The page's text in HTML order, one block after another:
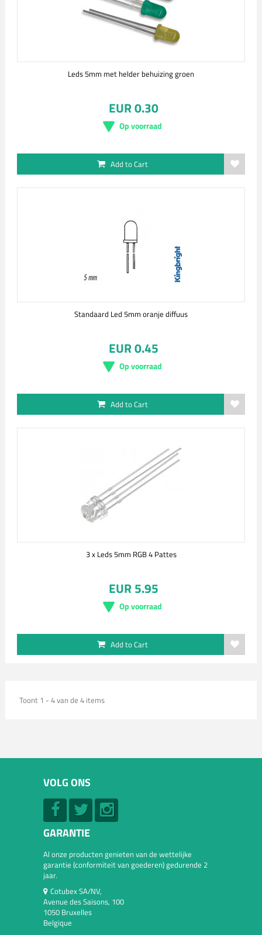
Leds 5mm met helder behuizing groen
EUR 0.30
Op voorraad
Add to Cart
Standaard Led 5mm oranje diffuus
EUR 0.45
Op voorraad
Add to Cart
3 x Leds 5mm RGB 4 Pattes
EUR 5.95
Op voorraad
Add to Cart
Toont 1 - 4 van de 4 items
VOLG ONS
GARANTIE
Al onze producten genieten van de wettelijke
garantie (conformiteit van goederen) gedurende 2
jaar.
Cotubex SA/NV,
Avenue des Saisons, 100
1050 Bruxelles
Belgique